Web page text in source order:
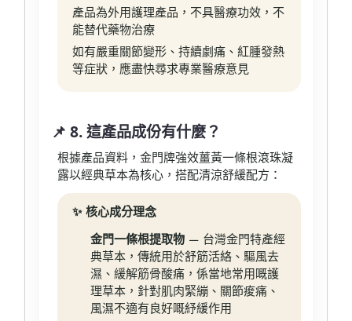
產品為外用護理產品，不具醫療功效，不
能替代藥物治療
如有嚴重關節變形、持續劇痛、紅腫發熱
等症狀，應盡快尋求專業醫療意見
📌 8. 這產品成份有什麼？
根據產品資料，金門牌強效薑黃一條根滾珠凝
露以經典草本為核心，搭配清涼舒緩配方：
✨ 核心成分理念
金門一條根提取物— 台灣金門特產經
典草本，傳統用於舒筋活絡、驅風去
濕、緩解筋骨酸痛，係當地常用嘅護
理草本，針對肌肉緊繃、關節痠痛、
風濕不適有良好嘅紓緩作用